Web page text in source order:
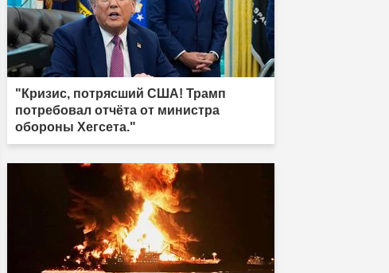
"Кризис, потрясший США! Трамп
потребовал отчёта от министра
обороны Хегсета."